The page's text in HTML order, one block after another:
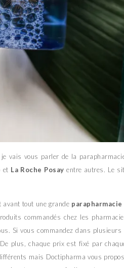
je vais vous parler de la
et La Roche Posay entre autres. Le
avant tout une grande parapharmacie
commandés chez les
Si vous commandez dans
plus, chaque prix est fixé par
mais Doctipharma vous